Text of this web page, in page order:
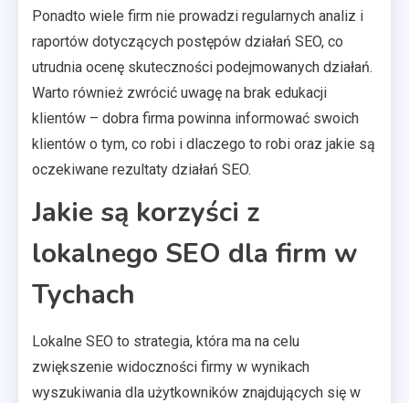
Ponadto wiele firm nie prowadzi regularnych analiz i
raportów dotyczących postępów działań SEO, co
utrudnia ocenę skuteczności podejmowanych działań.
Warto również zwrócić uwagę na brak edukacji
klientów – dobra firma powinna informować swoich
klientów o tym, co robi i dlaczego to robi oraz jakie są
oczekiwane rezultaty działań SEO.
Jakie są korzyści z
lokalnego SEO dla firm w
Tychach
Lokalne SEO to strategia, która ma na celu
zwiększenie widoczności firmy w wynikach
wyszukiwania dla użytkowników znajdujących się w